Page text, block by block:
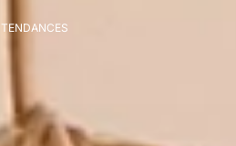
TENDANCES